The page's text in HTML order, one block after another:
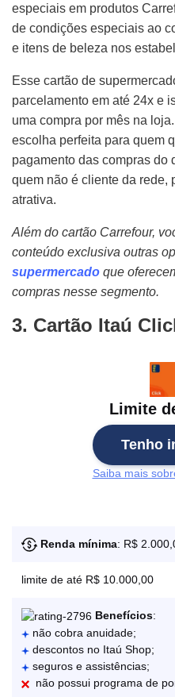
especiais em produtos
de condições especiais ao
e itens de beleza nos
Esse cartão de
parcelamento em até 24x e
uma compra por mês na
escolha perfeita para quem
pagamento das compras do
quem não é cliente da rede,
atrativa.
Além do cartão Carrefour,
conteúdo exclusiva outras
supermercado que
compras nesse segmento.
3. Cartão Itaú
Limite
Tenho
Saiba mais
Renda mínima: R$
limite de até R$ 10.000,00
Benefícios:
não cobra anuidade;
descontos no Itaú Shop;
seguros e assistências;
não possui programa de